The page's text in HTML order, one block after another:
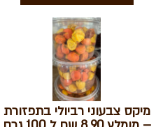
מיקס צבעוני רביולי בתפזורת